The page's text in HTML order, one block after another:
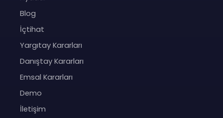
Blog
İçtihat
Yargıtay Kararları
Danıştay Kararları
Emsal Kararları
Demo
İletişim